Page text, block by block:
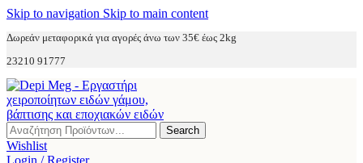
Skip to navigation Skip to main content
Δωρεάν μεταφορικά για αγορές άνω των 35€ έως 2kg
23210 91777
Search
Wishlist
Login / Register